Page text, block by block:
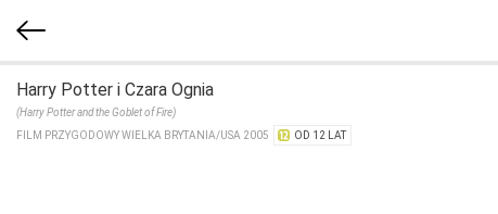
Harry Potter i Czara Ognia
(Harry Potter and the Goblet of Fire)
FILM PRZYGODOWY WIELKA BRYTANIA/​USA 2005
OD 12 LAT